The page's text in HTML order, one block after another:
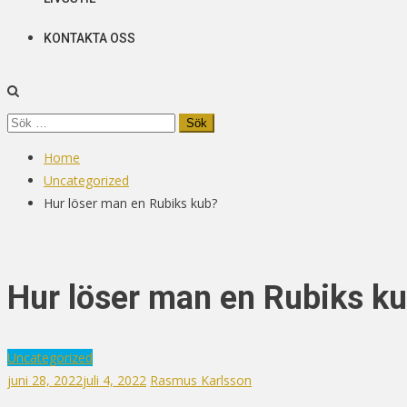
KONTAKTA OSS
Sök
Home
Uncategorized
Hur löser man en Rubiks kub?
Hur löser man en Rubiks
Uncategorized
juni 28, 2022juli 4, 2022 Rasmus Karlsson